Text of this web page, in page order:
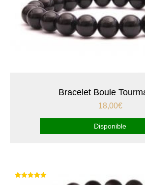
Bracelet Boule
18,00€
Disponible